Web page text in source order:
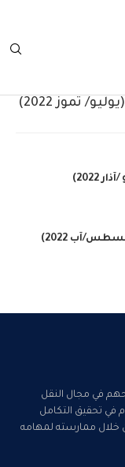
تموز 2022)
2022)
آب 2022)
في مجال النقل
في تحقيق التكامل
خلال ممارسته لمهامه